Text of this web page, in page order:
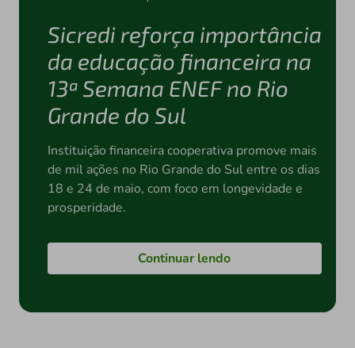
Sicredi reforça importância
da educação financeira na
13ª Semana ENEF no Rio
Grande do Sul
Instituição financeira cooperativa promove mais
de mil ações no Rio Grande do Sul entre os dias
18 e 24 de maio, com foco em longevidade e
prosperidade.
Continuar lendo